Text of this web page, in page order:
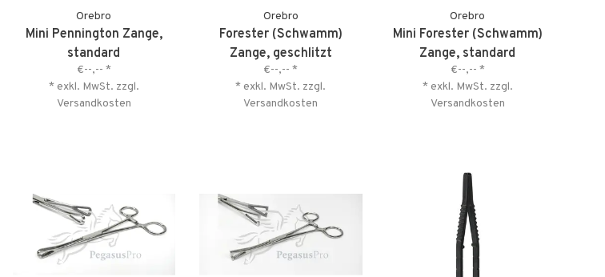
Orebro
Mini Pennington Zange,
standard
€--,-- *
* exkl. MwSt. zzgl.
Versandkosten
Orebro
Forester (Schwamm)
Zange, geschlitzt
€--,-- *
* exkl. MwSt. zzgl.
Versandkosten
Orebro
Mini Forester (Schwamm)
Zange, standard
€--,-- *
* exkl. MwSt. zzgl.
Versandkosten